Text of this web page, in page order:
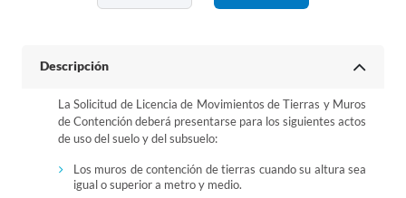
Descripción
La Solicitud de Licencia de Movimientos de Tierras y Muros
de Contención deberá presentarse para los siguientes actos
de uso del suelo y del subsuelo:
Los muros de contención de tierras cuando su altura sea
igual o superior a metro y medio.